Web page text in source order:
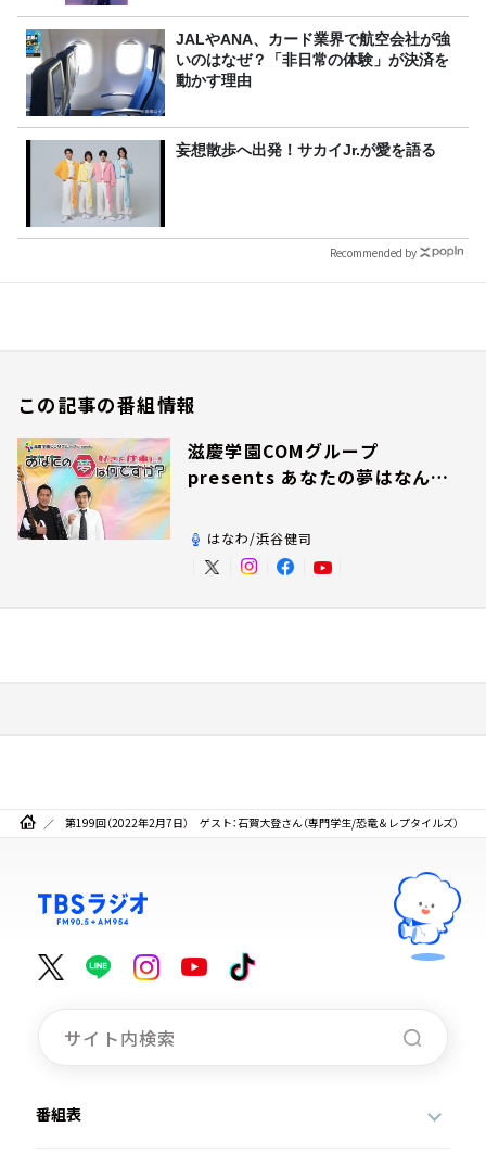
JALやANA、カード業界で航空会社が強
いのはなぜ？「非日常の体験」が決済を
動かす理由
妄想散歩へ出発！サカイJr.が愛を語る
Recommended by
この記事の番組情報
滋慶学園COMグループ
presents あなたの夢はなんで
はなわ/浜谷健司
第199回（2022年2月7日） ゲスト：石賀大登さん（専門学生/恐竜＆レプタイルズ）
番組表